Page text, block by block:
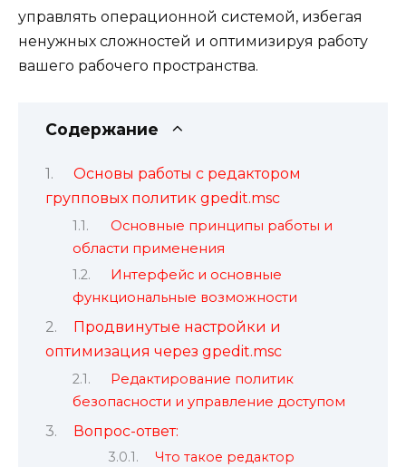
управлять операционной системой, избегая
ненужных сложностей и оптимизируя работу
вашего рабочего пространства.
Содержание
Основы работы с редактором
групповых политик gpedit.msc
Основные принципы работы и
области применения
Интерфейс и основные
функциональные возможности
Продвинутые настройки и
оптимизация через gpedit.msc
Редактирование политик
безопасности и управление доступом
Вопрос-ответ:
Что такое редактор